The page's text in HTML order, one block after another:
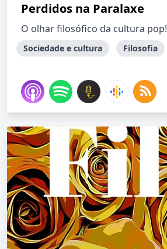
Perdidos na Paralaxe
O olhar filosófico da cultura pop!
Sociedade e cultura Filosofia